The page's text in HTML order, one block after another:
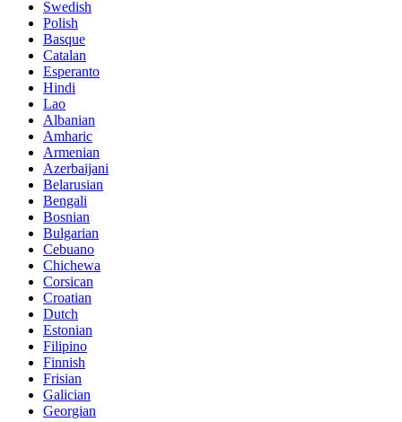
Swedish
Polish
Basque
Catalan
Esperanto
Hindi
Lao
Albanian
Amharic
Armenian
Azerbaijani
Belarusian
Bengali
Bosnian
Bulgarian
Cebuano
Chichewa
Corsican
Croatian
Dutch
Estonian
Filipino
Finnish
Frisian
Galician
Georgian